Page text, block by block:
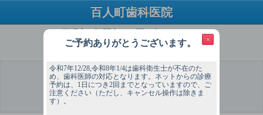
百人町歯科医院
ご不明点・疑問点はお問い合わせください
TEL：03-3369-0688
選 択
予約希望
予約希望
個人情報
予約内容
予約完了
×
ご予約ありがとうございます。
令和7年12/28,令和8年1/4は歯科衛生士が不在のた
め、歯科医師の対応となります。ネットからの診療
予約は、1日につき2回までとなっていますので、ご
注意ください（ただし、キャンセル操作は除きま
す）。